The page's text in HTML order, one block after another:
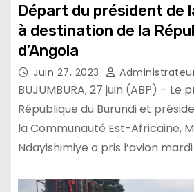
Départ du président de
à destination de la
d’Angola
Juin 27, 2023
BUJUMBURA, 27 juin (ABP) – Le
République du Burundi et
la Communauté Est-Africaine,
Ndayishimiye a pris l’avion